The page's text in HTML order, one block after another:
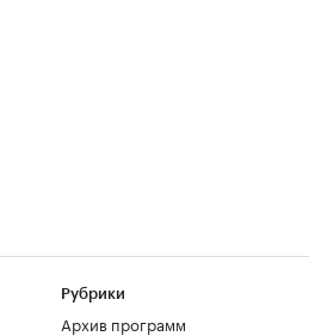
Рубрики
Архив программ